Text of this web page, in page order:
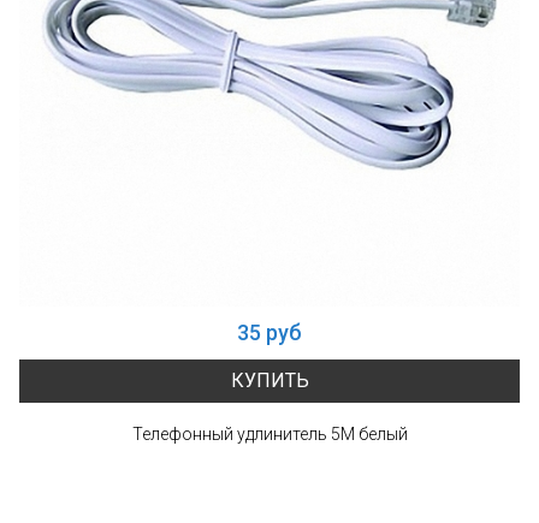
35 руб
КУПИТЬ
Телефонный удлинитель 5М белый